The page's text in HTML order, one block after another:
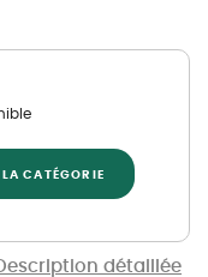
détaillée
CATÉGORIE